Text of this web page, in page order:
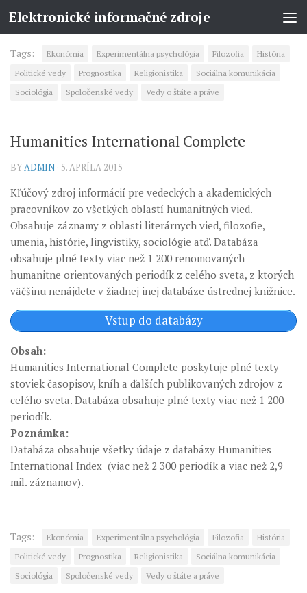
Elektronické informačné zdroje
Tags: Ekonómia Experimentálna psychológia Filozofia
História
Politické vedy
Prognostika Religionistika
Sociálna komunikácia
Sociológia
Spoločenské vedy Vedy o štáte a práve
Humanities International Complete
BYADMIN · 5. APRÍLA 2015
Kľúčový zdroj informácií pre vedeckých a akademických
pracovníkov zo všetkých oblastí humanitných vied.
Obsahuje záznamy z oblasti literárnych vied, filozofie,
umenia, histórie, lingvistiky, sociológie atď. Databáza
obsahuje plné texty viac než 1 200 renomovaných
humanitne orientovaných periodík z celého sveta, z ktorých
väčšinu nenájdete v žiadnej inej databáze ústrednej knižnice.
Vstup do databázy
Obsah:
Humanities International Complete poskytuje plné texty
stoviek časopisov, kníh a ďalších publikovaných zdrojov z
celého sveta. Databáza obsahuje plné texty viac než 1 200
periodík.
Poznámka:
Databáza obsahuje všetky údaje z databázy Humanities
International Index (viac než 2 300 periodík a viac než 2,9
mil. záznamov).
Tags: Ekonómia Experimentálna psychológia Filozofia
História
Politické vedy
Prognostika Religionistika
Sociálna komunikácia
Sociológia
Spoločenské vedy Vedy o štáte a práve